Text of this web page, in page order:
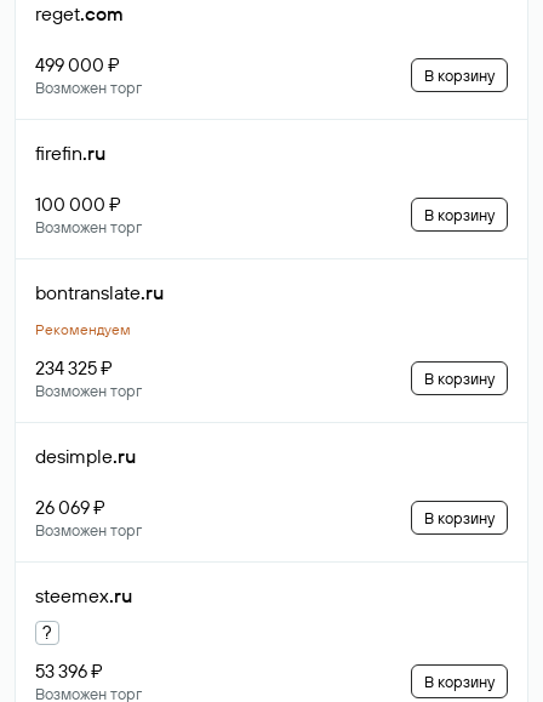
reget.com
499 000 ₽
Возможен торг
В корзину
firefin.ru
100 000 ₽
Возможен торг
В корзину
bontranslate.ru
Рекомендуем
234 325 ₽
Возможен торг
В корзину
desimple.ru
26 069 ₽
Возможен торг
В корзину
steemex.ru
?
53 396 ₽
Возможен торг
В корзину